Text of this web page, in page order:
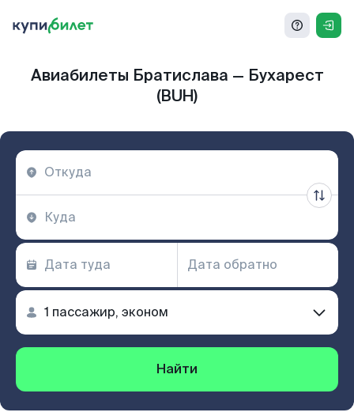
Авиабилеты Братислава — Бухарест
(BUH)
Найти